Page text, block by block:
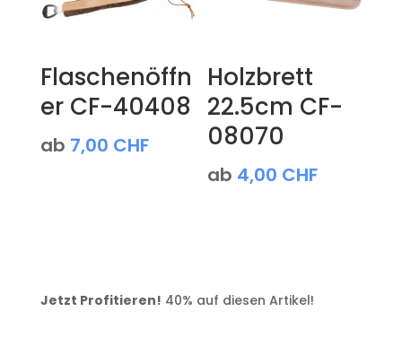
Flaschenöffn
er CF-40408
ab 7,00 CHF
Holzbrett
22.5cm CF-
08070
ab 4,00 CHF
Jetzt Profitieren! 40% auf diesen Artikel!